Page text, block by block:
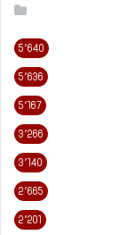
5٬640
5٬636
5٬167
3٬266
3٬140
2٬665
2٬201